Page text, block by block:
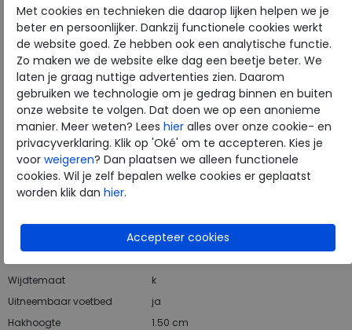
Hulp nodig? bel:0229 760 760
Gratis verzending binnen Nederland*
Voor 14:00 uur besteld = dezelfde werkdag verzonden*
Altijd retourneren, binnen 1 werkdag terugbetaald
Merk
Solidus
Fabrikantcode
65503-01136
Bestelcode
Wijdtemaat
k
Uitneembaar voetbed
ja
Hakhoogte
1.50 cm
Met cookies en technieken die daarop lijken helpen we je
beter en persoonlijker. Dankzij functionele cookies werkt
de website goed. Ze hebben ook een analytische functie.
Zo maken we de website elke dag een beetje beter. We
laten je graag nuttige advertenties zien. Daarom
gebruiken we technologie om je gedrag binnen en buiten
onze website te volgen. Dat doen we op een anonieme
manier. Meer weten? Lees hier alles over onze cookie- en
privacyverklaring. Klik op 'Oké' om te accepteren. Kies je
voor weigeren? Dan plaatsen we alleen functionele
cookies. Wil je zelf bepalen welke cookies er geplaatst
worden klik dan hier.